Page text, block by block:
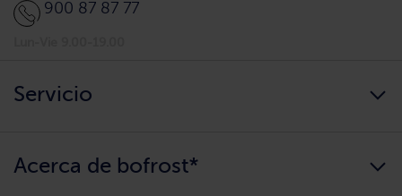
900 87 87 77
Servicio
¿Llegamos a tu hogar?
Acerca de bofrost*